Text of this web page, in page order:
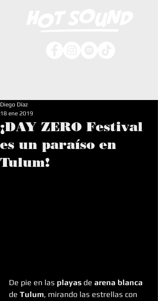
¡DAY ZERO Festival
es un paraíso en
Tulum!
Diego Díaz
18 ene 2019
De pie en las playas de arena blanca
de Tulum, mirando las estrellas con